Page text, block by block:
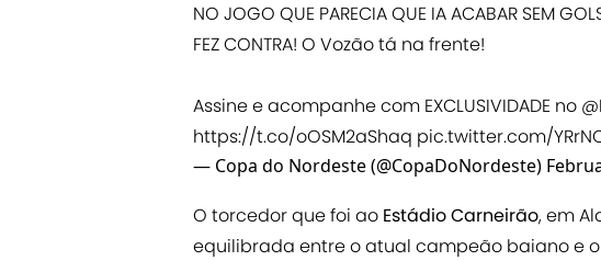
NO JOGO QUE PARECIA QUE IA ACABAR SEM
FEZ CONTRA! O Vozão tá na frente!
Assine e acompanhe com EXCLUSIVIDADE no
https://t.co/oOSM2aShaq pic.twitter.com/
— Copa do Nordeste (@CopaDoNordeste)
O torcedor que foi ao Estádio Carneirão, em
equilibrada entre o atual campeão baiano e